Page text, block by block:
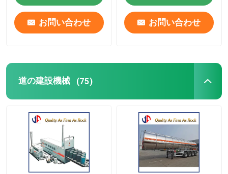
会社案内
お問い合わせ
ニュース
見積依頼
お問い合わせ お問い合わせ
道の建設機械 (75)